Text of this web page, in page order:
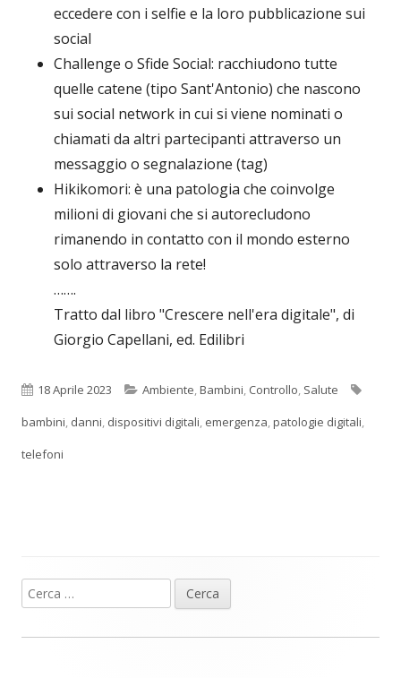
eccedere con i selfie e la loro pubblicazione sui
social
Challenge o Sfide Social: racchiudono tutte
quelle catene (tipo Sant'Antonio) che nascono
sui social network in cui si viene nominati o
chiamati da altri partecipanti attraverso un
messaggio o segnalazione (tag)
Hikikomori: è una patologia che coinvolge
milioni di giovani che si autorecludono
rimanendo in contatto con il mondo esterno
solo attraverso la rete!
…….
Tratto dal libro "Crescere nell'era digitale", di
Giorgio Capellani, ed. Edilibri
Pubblicato
18 Aprile 2023 Categorie
Ambiente,Bambini, Controllo, Salute
bambini, danni, dispositivi digitali, emergenza,patologie digitali,
telefoni
Barra
laterale
Ricerca
per: